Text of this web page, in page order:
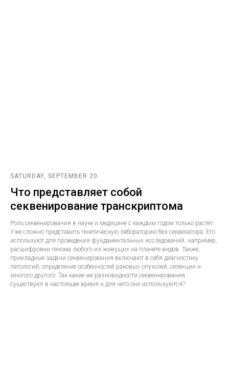
SATURDAY, SEPTEMBER 20
Что представляет собой
секвенирование транскриптома
Роль секвенирования в науке и медицине с каждым годом только растет.
Уже сложно представить генетическую лабораторию без секвенатора. Его
используют для проведения фундаментальных исследований, например,
расшифровки генома любого из живущих на планете видов. Также,
прикладные задачи секвенирования включают в себя диагностику
патологий, определение особенностей раковых опухолей, селекции и
многого другого. Так какие же разновидности секвенирования
существуют в настоящее время и для чего они используются?